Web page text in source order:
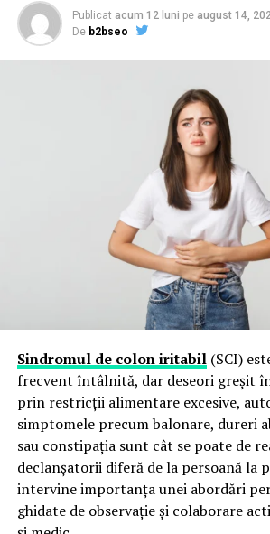
Publicat acum 12 luni pe august 14,
De b2bseo
Sindromul de colon iritabil(SCI)
frecvent întâlnită, dar deseori greșit
prin restricții alimentare excesive,
simptomele precum balonare, dureri
sau constipația sunt cât se poate de
declanșatorii diferă de la persoană la
intervine importanța unei abordări
ghidate de observație și colaborare